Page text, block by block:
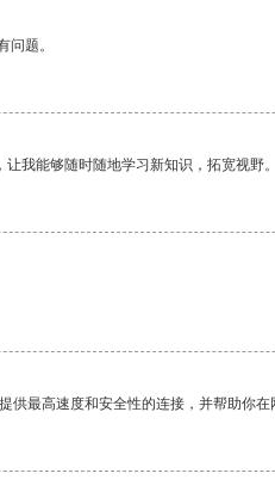
问题。
我能够随时随地学习新知识，拓宽视野。
供最高速度和安全性的连接，并帮助你在